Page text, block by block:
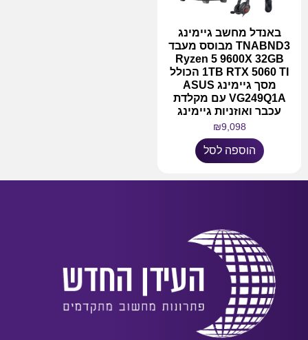
באנדל מחשב גיימינג
TNABND3 מבוסס מעבד
Ryzen 5 9600X 32GB
1TB RTX 5060 TI הכולל
מסך גיימינג ASUS
VG249Q1A עם מקלדת
עכבר ואוזניות גיימינג
₪9,098
הוספה לסל